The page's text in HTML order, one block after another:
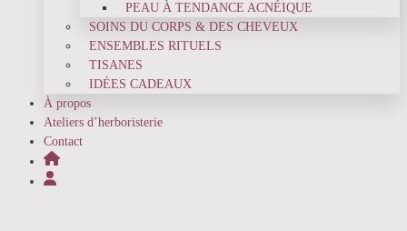
PEAU À TENDANCE ACNÉIQUE
SOINS DU CORPS & DES CHEVEUX
ENSEMBLES RITUELS
TISANES
IDÉES CADEAUX
À propos
Ateliers d’herboristerie
Contact